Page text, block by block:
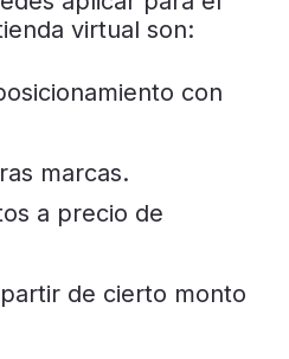
virtual son:
con
marcas.
a precio de
de cierto monto